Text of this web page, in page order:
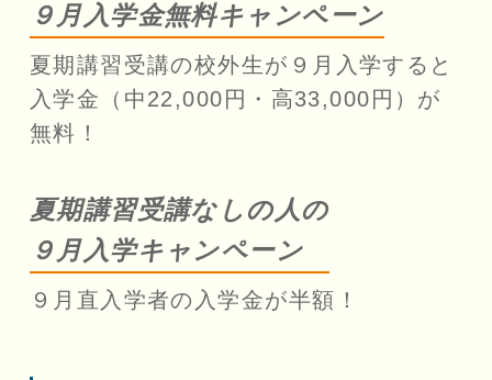
９月入学金無料キャンペーン
夏期講習受講の校外生が９月入学すると
入学金（中22,000円・高33,000円）が
無料！
夏期講習受講なしの人の
９月入学キャンペーン
９月直入学者の入学金が半額！